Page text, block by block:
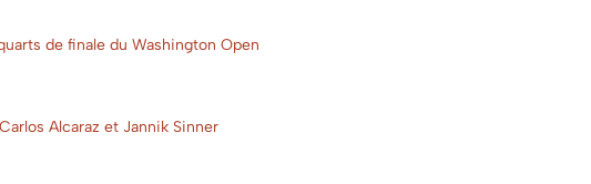
de finale du Washington Open
Alcaraz et Jannik Sinner